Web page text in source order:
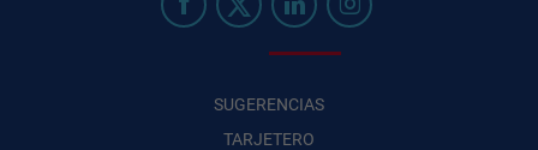
SUGERENCIAS
TARJETERO